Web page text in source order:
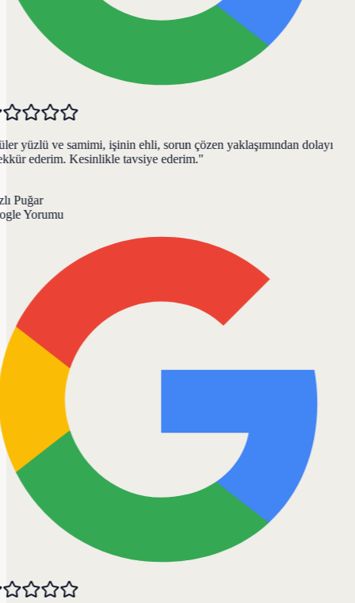
yüzlü ve samimi, işinin ehli, sorun çözen yaklaşımından dolayı
ederim. Kesinlikle tavsiye ederim."
Puğar
Yorumu